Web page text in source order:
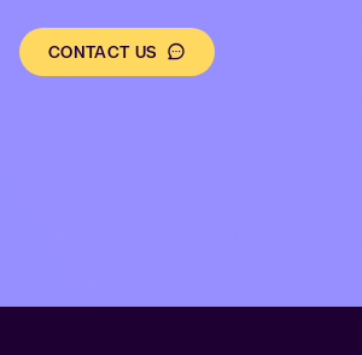
CONTACT US